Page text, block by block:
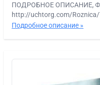
ПОДРОБНОЕ ОПИСАНИЕ,
http://uchtorg.com/
Подробное описание »